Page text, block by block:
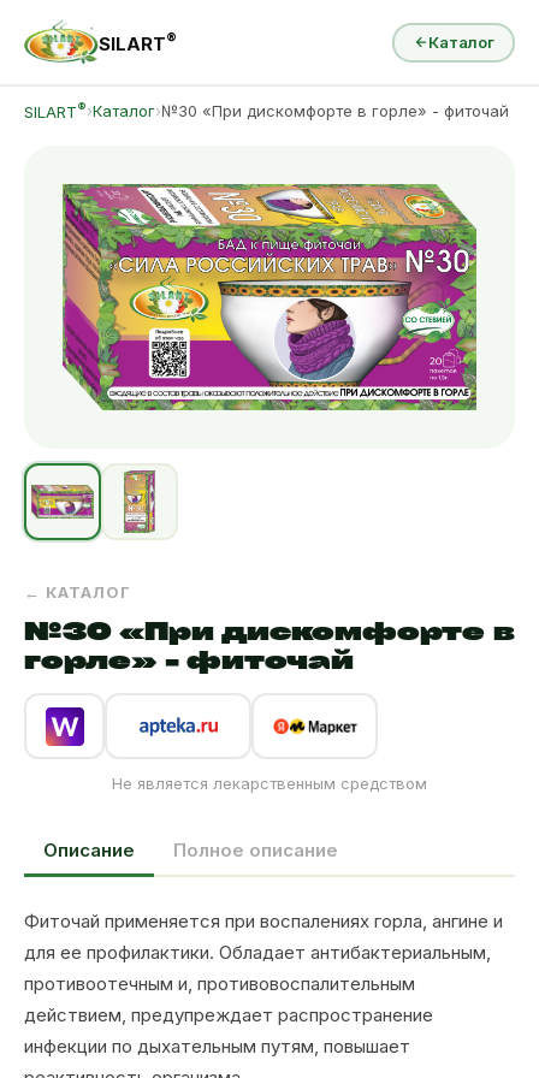
SILART® Каталог
SILART®›Каталог›№30 «При дискомфорте в горле» - фиточай
← КАТАЛОГ
№30 «При дискомфорте в
горле» - фиточай
Не является лекарственным средством
Описание Полное описание
Фиточай применяется при воспалениях горла, ангине и
для ее профилактики. Обладает антибактериальным,
противоотечным и, противовоспалительным
действием, предупреждает распространение
инфекции по дыхательным путям, повышает